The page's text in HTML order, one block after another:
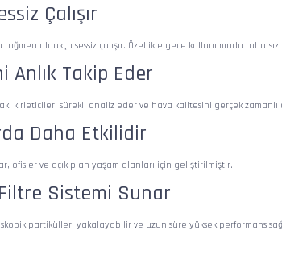
Çalışır
oldukça sessiz çalışır. Özellikle gece kullanımında
Anlık Takip Eder
kirleticileri sürekli analiz eder ve hava kalitesini gerçek zamanlı
Daha Etkilidir
ofisler ve açık plan yaşam alanları için geliştirilmiştir.
Sistemi Sunar
partikülleri yakalayabilir ve uzun süre yüksek performans